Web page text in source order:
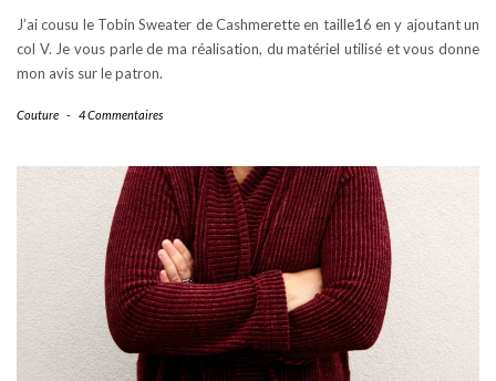
J’ai cousu le Tobin Sweater de Cashmerette en taille16 en y ajoutant un
col V. Je vous parle de ma réalisation, du matériel utilisé et vous donne
mon avis sur le patron.
Couture - 4 Commentaires